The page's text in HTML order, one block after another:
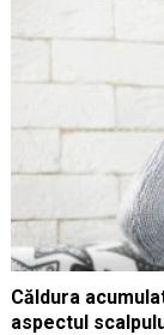
Căldura
aspectul